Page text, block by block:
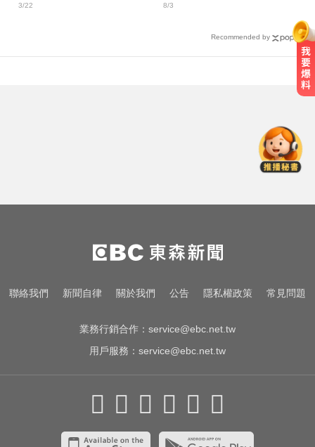
3/22
破39度
8/3
Recommended by
捷
兩大外送平台：城鎮韌性演習區域
暫停配送服務
漢光首日共機大舉逼近！偵獲14架
聯絡我們 新聞自律 關於我們 公告 隱私權政策 常見問題
業務行銷合作： service@ebc.net.tw
用戶服務： service@ebc.net.tw